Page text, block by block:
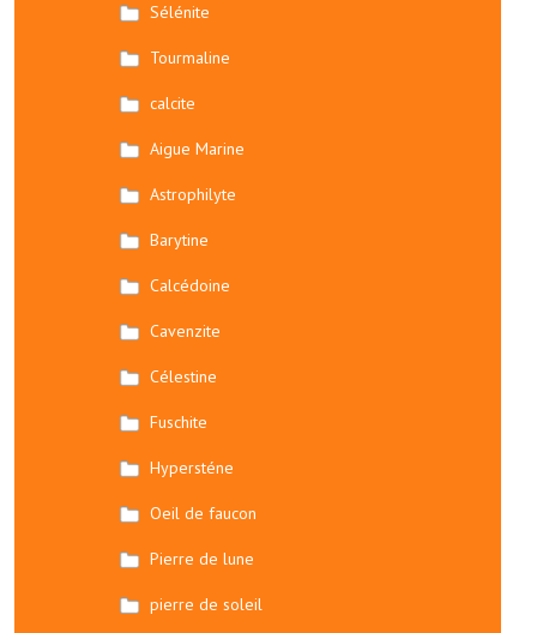
Sélénite
Tourmaline
calcite
Aigue Marine
Astrophilyte
Barytine
Calcédoine
Cavenzite
Célestine
Fuschite
Hypersténe
Oeil de faucon
Pierre de lune
pierre de soleil